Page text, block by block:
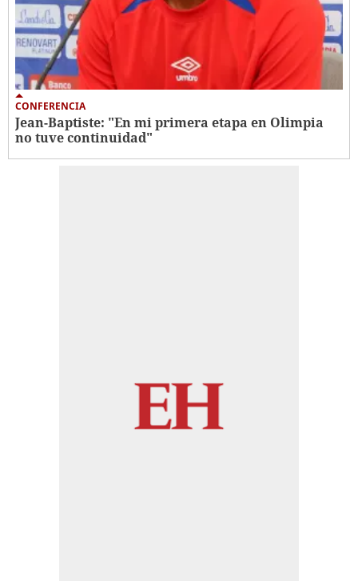
CONFERENCIA
Jean-Baptiste: "En mi primera etapa en Olimpia
no tuve continuidad"